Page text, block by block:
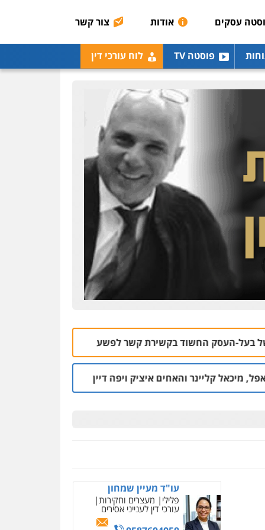
עסקים אודות צור קשר
פוסטה TV לוח עורכי דין
בקשירת קשר לפשע 05.08 | 19:47
איציק ויפה דיין 04.08 | 22:18
עו"ד מעיין שמחון
פלילי מעצרים וחקירות
עורכי דין לענייני אסירים